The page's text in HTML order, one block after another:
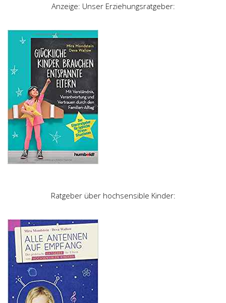
Anzeige: Unser Erziehungsratgeber:
Ratgeber über hochsensible Kinder: